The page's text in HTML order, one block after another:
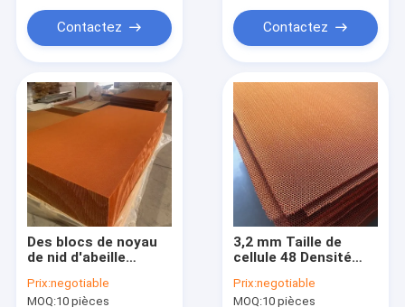
Contactez Contactez
Des blocs de noyau
de nid d'abeille
personnalisables de
toute taille
Prix:negotiable
MOQ:10 pièces
3,2 mm Taille de
cellule 48 Densité
aramide Haute
résistance pour
Prix:negotiable
MOQ:10 pièces